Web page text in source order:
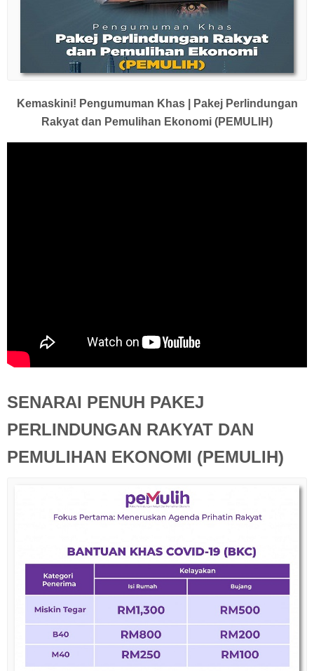
Kemaskini! Pengumuman Khas | Pakej Perlindungan
Rakyat dan Pemulihan Ekonomi (PEMULIH)
SENARAI PENUH PAKEJ
PERLINDUNGAN RAKYAT DAN
PEMULIHAN EKONOMI (PEMULIH)